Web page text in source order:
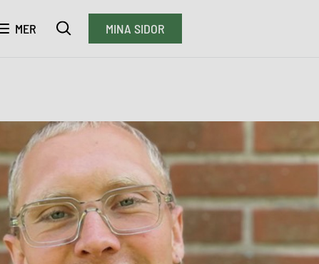
MER MINA SIDOR